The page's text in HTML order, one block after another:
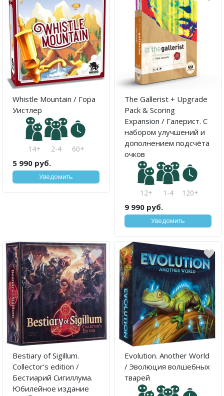
Whistle Mountain / Гора
Уистлер
14+ 2-4 60+
5 990 руб.
Уведомить
The Gallerist + Upgrade
Pack & Scoring
Expansion / Галерист. С
набором улучшений и
дополнением подсчёта
очков
12+ 1-4 120+
9 990 руб.
Уведомить
Bestiary of Sigillum.
Collector's edition /
Бестиарий Сигиллума.
Юбилейное издание
Evolution. Another World
/ Эволюция волшебных
тварей